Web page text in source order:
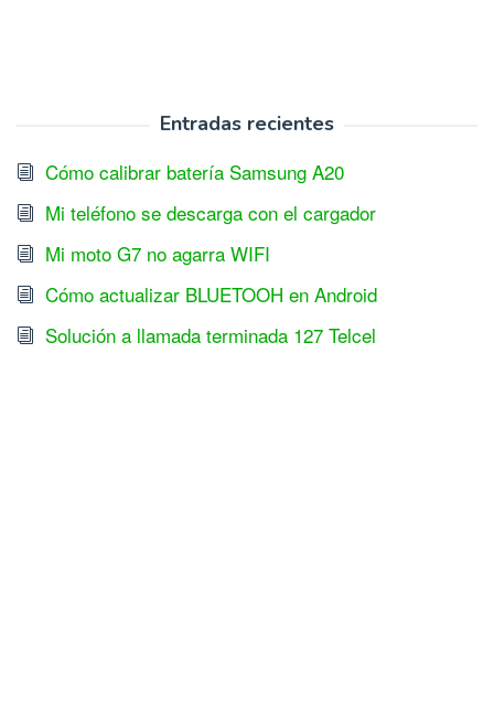
Entradas recientes
Cómo calibrar batería Samsung A20
Mi teléfono se descarga con el cargador
Mi moto G7 no agarra WIFI
Cómo actualizar BLUETOOH en Android
Solución a llamada terminada 127 Telcel